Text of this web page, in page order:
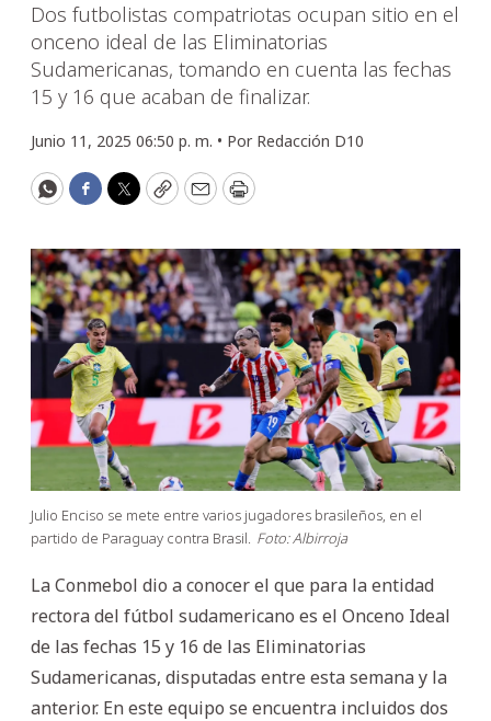
Dos futbolistas compatriotas ocupan sitio en el
onceno ideal de las Eliminatorias
Sudamericanas, tomando en cuenta las fechas
15 y 16 que acaban de finalizar.
Junio 11, 2025 06:50 p. m. • Por Redacción D10
WhatsApp
Facebook
Twitter
CopyEmailPrint
Julio Enciso se mete entre varios jugadores brasileños, en el
partido de Paraguay contra Brasil. Foto: Albirroja
La Conmebol dio a conocer el que para la entidad
rectora del fútbol sudamericano es el Onceno Ideal
de las fechas 15 y 16 de las Eliminatorias
Sudamericanas, disputadas entre esta semana y la
anterior. En este equipo se encuentra incluidos dos